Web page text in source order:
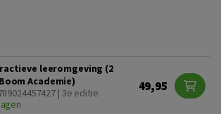
leeromgeving (2
Academie)
| 3e editie
49,95